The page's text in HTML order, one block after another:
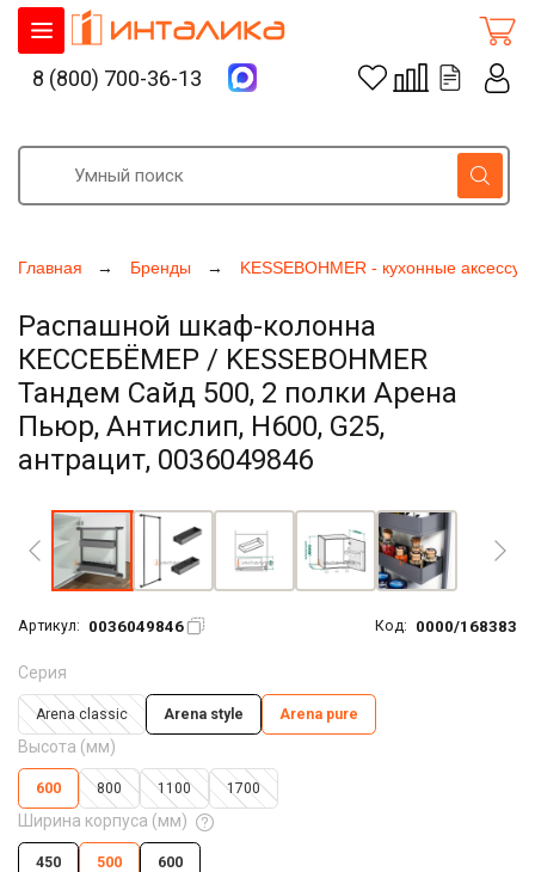
Главная Бренды KESSEBOHMER - кухонные
Распашной шкаф-колонна
КЕССЕБЁМЕР / KESSEBOHMER
Тандем Сайд 500, 2 полки Арена
Пьюр, Антислип, H600, G25,
антрацит, 0036049846
Артикул: 0036049846 Код: 0000/168383
Серия
Arena classic Arena style Arena pure
Высота (мм)
600 800 1100 1700
Ширина корпуса (мм)
450 500 600
8 (800) 700-36-13